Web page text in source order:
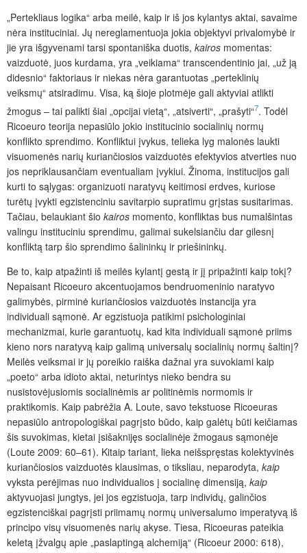
„Pertekliaus logika“ arba meilė, kaip ir iš jos kylantys aktai, savaime
nėra instituciniai. Jų nereglamentuoja jokia objektyvi privalomybė ir
jie yra išgyvenami tarsi spontaniška duotis, kairos momentas:
vaizduotė, juos kurdama, yra „veikiama“ transcendentinio jai, „už ją
didesnio“ faktoriaus ir niekas nėra garantuotas „perteklinių
veiksmų“ atsiradimu. Visa, ką šioje plotmėje gali aktyviai atlikti
žmogus – tai palikti šiai „opcijai vietą“, „atsiverti“, „prašyti“7. Todėl
Ricoeuro teorija nepasiūlo jokio institucinio socialinių normų
konflikto sprendimo. Konfliktui įvykus, telieka lyg malonės laukti
visuomenės narių kuriančiosios vaizduotės efektyvios atverties nuo
jos nepriklausančiam eventualiam įvykiui. Žinoma, institucijos gali
kurti to sąlygas: organizuoti naratyvų keitimosi erdves, kuriose
turėtų įvykti egzistenciniu savitarpio supratimu grįstas susitarimas.
Tačiau, belaukiant šio kairos momento, konfliktas bus numalšintas
valingu instituciniu sprendimu, galimai sukelsiančiu dar gilesnį
konfliktą tarp šio sprendimo šalininkų ir priešininkų.
Be to, kaip atpažinti iš meilės kylantį gestą ir jį pripažinti kaip tokį?
Nepaisant Ricoeuro akcentuojamos bendruomeninio naratyvo
galimybės, pirminė kuriančiosios vaizduotės instancija yra
individuali sąmonė. Ar egzistuoja patikimi psichologiniai
mechanizmai, kurie garantuotų, kad kita individuali sąmonė priims
kieno nors naratyvą kaip galimą universalų socialinių normų šaltinį?
Meilės veiksmai ir jų poreikio raiška dažnai yra suvokiami kaip
„poeto“ arba idioto aktai, neturintys nieko bendra su
nusistovėjusiomis socialinėmis ar politinėmis normomis ir
praktikomis. Kaip pabrėžia A. Loute, savo tekstuose Ricoeuras
nepasiūlo antropologiškai pagrįsto būdo, kaip galėtų būti keičiamas
šis suvokimas, kietai įsišaknijęs socialinėje žmogaus sąmonėje
(Loute 2009: 60–61). Kitaip tariant, lieka neišspręstas kolektyvinės
kuriančiosios vaizduotės klausimas, o tiksliau, neparodyta, kaip
vyksta perėjimas nuo individualios į socialinę dimensiją, kaip
aktyvuojasi jungtys, jei jos egzistuoja, tarp individų, galinčios
egzistenciškai pagrįsti priimamų normų universalumo imperatyvą iš
principo visų visuomenės narių akyse. Tiesa, Ricoeuras pateikia
keletą įžvalgų apie „paslaptingą alchemiją“ (Ricoeur 2000: 618),